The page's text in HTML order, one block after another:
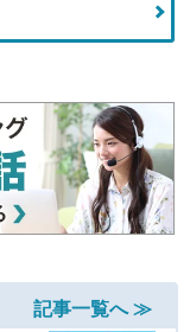
記事一覧へ ≫